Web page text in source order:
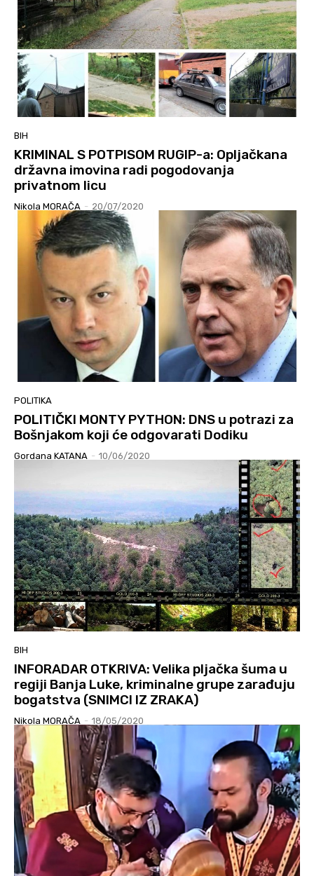
BIH
KRIMINAL S POTPISOM RUGIP-a: Opljačkana
državna imovina radi pogodovanja
privatnom licu
Nikola MORAČA - 20/07/2020
POLITIKA
POLITIČKI MONTY PYTHON: DNS u potrazi za
Bošnjakom koji će odgovarati Dodiku
Gordana KATANA - 10/06/2020
BIH
INFORADAR OTKRIVA: Velika pljačka šuma u
regiji Banja Luke, kriminalne grupe zarađuju
bogatstva (SNIMCI IZ ZRAKA)
Nikola MORAČA - 18/05/2020